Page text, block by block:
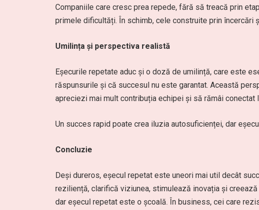
Companiile care cresc prea repede, fără să treacă prin
primele dificultăți. În schimb, cele construite prin încercări
Umilința și perspectiva realistă
Eșecurile repetate aduc și o doză de umilință, care este
răspunsurile și că succesul nu este garantat. Această
apreciezi mai mult contribuția echipei și să rămâi conectat
Un succes rapid poate crea iluzia autosuficienței, dar
Concluzie
Deși dureros, eșecul repetat este uneori mai util decât
reziliență, clarifică viziunea, stimulează inovația și
dar eșecul repetat este o școală. În business, cei care